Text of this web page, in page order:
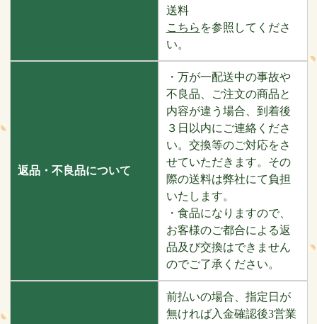
送料
こちら を参照してくださ
い。
返品・不良品について
・万が一配送中の事故や
不良品、ご注文の商品と
内容が違う場合、到着後
３日以内にご連絡くださ
い。交換等のご対応をさ
せていただきます。その
際の送料は弊社にて負担
いたします。
・食品になりますので、
お客様のご都合による返
品及び交換はできません
のでご了承ください。
前払いの場合、指定日が
無ければ入金確認後3営業